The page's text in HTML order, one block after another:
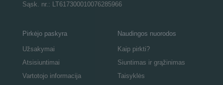
Sąsk. nr.: LT617300010076285966
Pirkėjo paskyra
Užsakymai
Atsisiuntimai
Vartotojo informacija
Naudingos nuorodos
Kaip pirkti?
Siuntimas ir grąžinimas
Taisyklės